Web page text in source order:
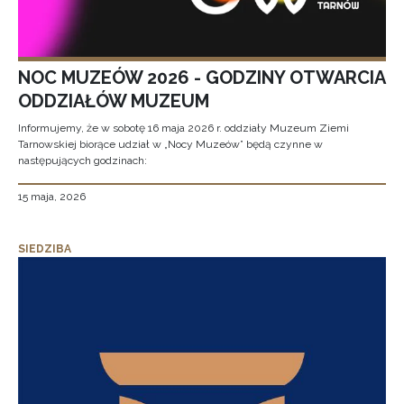
NOC MUZEÓW 2026 - GODZINY OTWARCIA
ODDZIAŁÓW MUZEUM
Informujemy, że w sobotę 16 maja 2026 r. oddziały Muzeum Ziemi
Tarnowskiej biorące udział w „Nocy Muzeów” będą czynne w
następujących godzinach:
15 maja, 2026
SIEDZIBA